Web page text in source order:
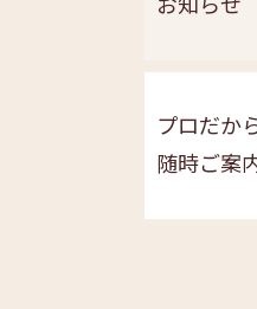
お知らせ
プロだか
随時ご案